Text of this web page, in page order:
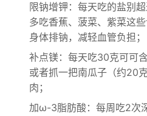
限钠增钾：每天吃的盐别
多吃香蕉、菠菜、紫菜这
身体排钠，减轻血管负担；
补点镁：每天吃30克可可
或者抓一把南瓜子（约
肉；
加ω-3脂肪酸：每周吃2次